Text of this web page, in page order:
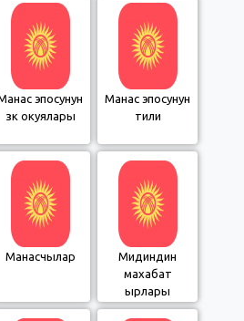
эпосунун
өзөк окуялары
Манас эпосунун
тили
Манасчылар
Мидиндин
махабат
ырлары